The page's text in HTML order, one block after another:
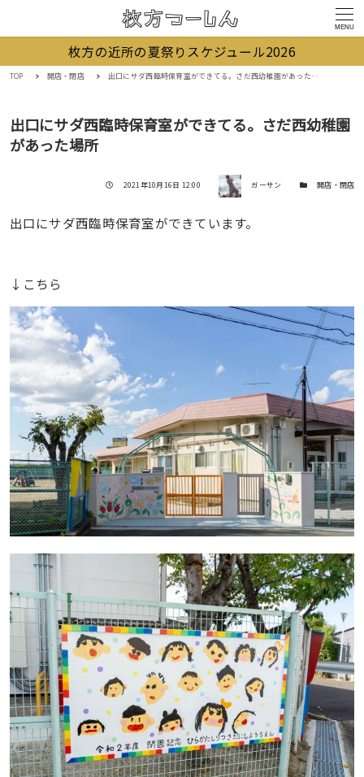
MENU
枚方の近所の夏祭りスケジュール2026
TOP 開店・閉店 出口にサダ西臨時保育室ができてる。さだ西幼稚園があった場所
出口にサダ西臨時保育室ができてる。さだ西幼稚園
があった場所
投稿日
2021年10月16日 12:00 著者 ガーサン カテゴリー開店・閉店
出口にサダ西臨時保育室ができています。
↓こちら